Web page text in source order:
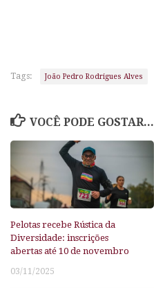
Tags: João Pedro Rodrigues Alves
VOCÊ PODE GOSTAR...
Pelotas recebe Rústica da
Diversidade: inscrições
abertas até 10 de novembro
03/11/2025